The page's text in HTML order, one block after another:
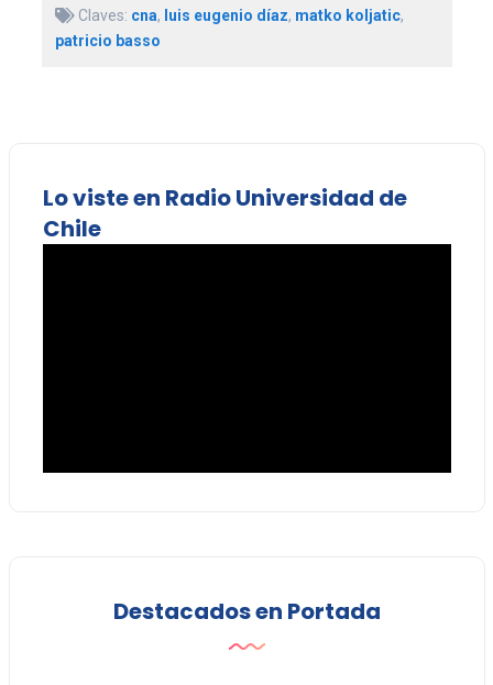
Claves: cna, luis eugenio díaz, matko koljatic,
patricio basso
Lo viste en Radio Universidad de
Chile
Destacados en Portada